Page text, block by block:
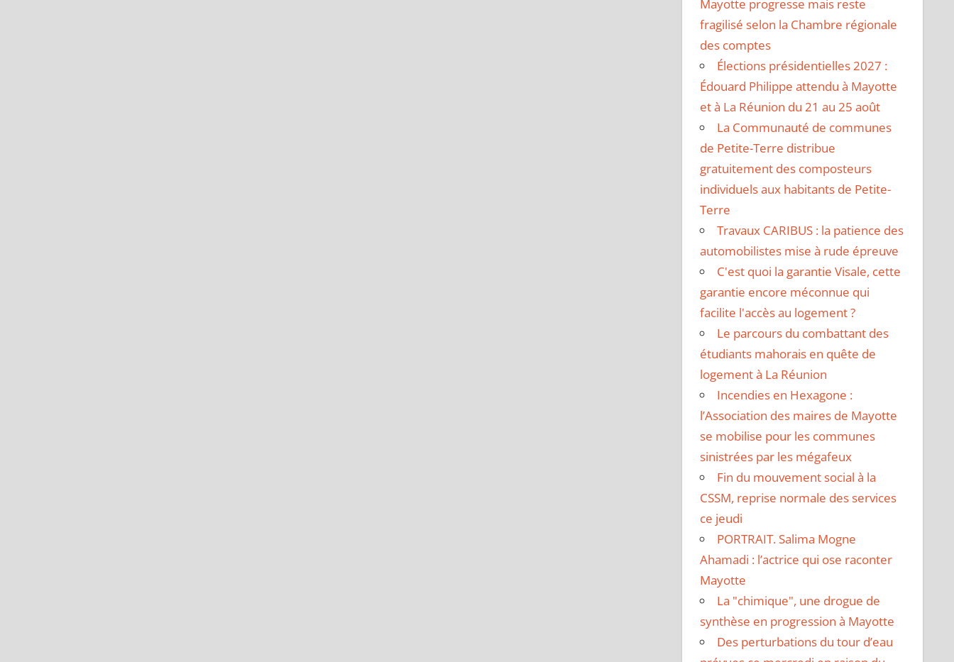
Mayotte progresse mais reste
fragilisé selon la Chambre régionale
des comptes
Élections présidentielles 2027 :
Édouard Philippe attendu à Mayotte
et à La Réunion du 21 au 25 août
La Communauté de communes
de Petite-Terre distribue
gratuitement des composteurs
individuels aux habitants de Petite-
Terre
Travaux CARIBUS : la patience des
automobilistes mise à rude épreuve
C'est quoi la garantie Visale, cette
garantie encore méconnue qui
facilite l'accès au logement ?
Le parcours du combattant des
étudiants mahorais en quête de
logement à La Réunion
Incendies en Hexagone :
l’Association des maires de Mayotte
se mobilise pour les communes
sinistrées par les mégafeux
Fin du mouvement social à la
CSSM, reprise normale des services
ce jeudi
PORTRAIT. Salima Mogne
Ahamadi : l’actrice qui ose raconter
Mayotte
La "chimique", une drogue de
synthèse en progression à Mayotte
Des perturbations du tour d’eau